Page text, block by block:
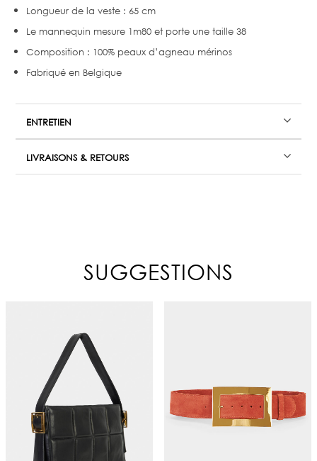
Longueur de la veste : 65 cm
Le mannequin mesure 1m80 et porte une taille 38
Composition : 100% peaux d’agneau mérinos
Fabriqué en Belgique
ENTRETIEN
LIVRAISONS & RETOURS
SUGGESTIONS